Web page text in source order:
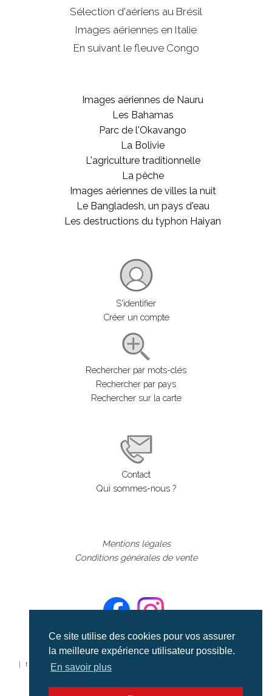
Ce site utilise des cookies pour vos assurer
la meilleure expérience utilisateur possible.
En savoir plus
Sélection d'aériens au Brésil
Images aériennes en Italie
En suivant le fleuve Congo
Images aériennes de Nauru
Les Bahamas
Parc de l'Okavango
La Bolivie
L'agriculture traditionnelle
La pêche
Images aériennes de villes la nuit
Le Bangladesh, un pays d'eau
Les destructions du typhon Haiyan
S'identifier
Créer un compte
Rechercher par mots-clés
Rechercher par pays
Rechercher sur la carte
Contact
Qui sommes-nous ?
Mentions légales
Conditions générales de vente
©aerialcollection marque déposée 2024
| tous droits réservés | aerialcollection.fr banque d'images
aériennes et documentaires video et cinéma |